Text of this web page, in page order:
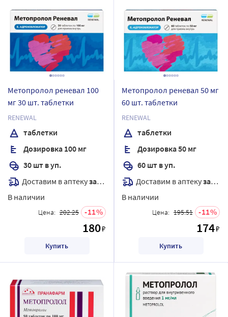
Метопролол реневал 100
мг 30 шт. таблетки
RENEWAL
таблетки
Дозировка 100 мг
30 шт в уп.
Доставим в аптекузавтра
В наличии
Цена: 202.25 11
180₽
Купить
Метопролол реневал 50 мг
60 шт. таблетки
RENEWAL
таблетки
Дозировка 50 мг
60 шт в уп.
Доставим в аптекузавтра
В наличии
Цена: 195.51 11
174₽
Купить